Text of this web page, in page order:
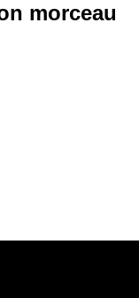
morceau